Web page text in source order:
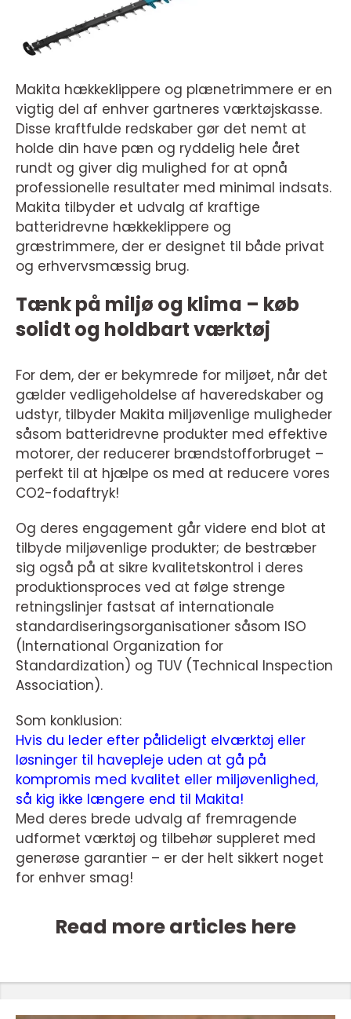
Makita hækkeklippere og plænetrimmere er en
vigtig del af enhver gartneres værktøjskasse.
Disse kraftfulde redskaber gør det nemt at
holde din have pæn og ryddelig hele året
rundt og giver dig mulighed for at opnå
professionelle resultater med minimal indsats.
Makita tilbyder et udvalg af kraftige
batteridrevne hækkeklippere og
græstrimmere, der er designet til både privat
og erhvervsmæssig brug.
Tænk på miljø og klima – køb
solidt og holdbart værktøj
For dem, der er bekymrede for miljøet, når det
gælder vedligeholdelse af haveredskaber og
udstyr, tilbyder Makita miljøvenlige muligheder
såsom batteridrevne produkter med effektive
motorer, der reducerer brændstofforbruget –
perfekt til at hjælpe os med at reducere vores
CO2-fodaftryk!
Og deres engagement går videre end blot at
tilbyde miljøvenlige produkter; de bestræber
sig også på at sikre kvalitetskontrol i deres
produktionsproces ved at følge strenge
retningslinjer fastsat af internationale
standardiseringsorganisationer såsom ISO
(International Organization for
Standardization) og TUV (Technical Inspection
Association).
Som konklusion:
Hvis du leder efter pålideligt elværktøj eller
løsninger til havepleje uden at gå på
kompromis med kvalitet eller miljøvenlighed,
så kig ikke længere end til Makita!
Med deres brede udvalg af fremragende
udformet værktøj og tilbehør suppleret med
generøse garantier – er der helt sikkert noget
for enhver smag!
Read more articles here